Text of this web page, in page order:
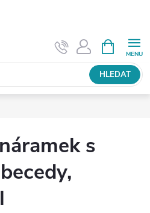
HLEDAT
NÁKUPNÍ
KOŠÍK
s